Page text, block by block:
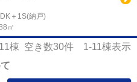
＋1S(納戸)
㎡
11棟 空き数30件 1-11棟表示